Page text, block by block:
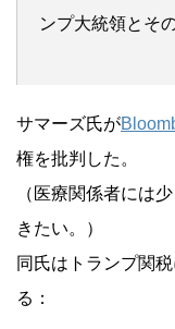
ンプ大統領とそ
サマーズ氏が
権を批判した。
（医療関係者には
きたい。）
同氏はトランプ関
る：